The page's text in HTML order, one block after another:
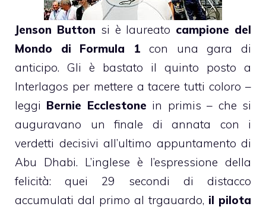
Jenson Button si è laureato campione del
Mondo di Formula 1con una gara di
anticipo. Gli è bastato il quinto posto a
Interlagos per mettere a tacere tutti coloro –
leggi Bernie Ecclestone in primis – che si
auguravano un finale di annata con i
verdetti decisivi all’ultimo appuntamento di
Abu Dhabi. L’inglese è l’espressione della
felicità: quei 29 secondi di distacco
accumulati dal primo al trgauardo, il pilota